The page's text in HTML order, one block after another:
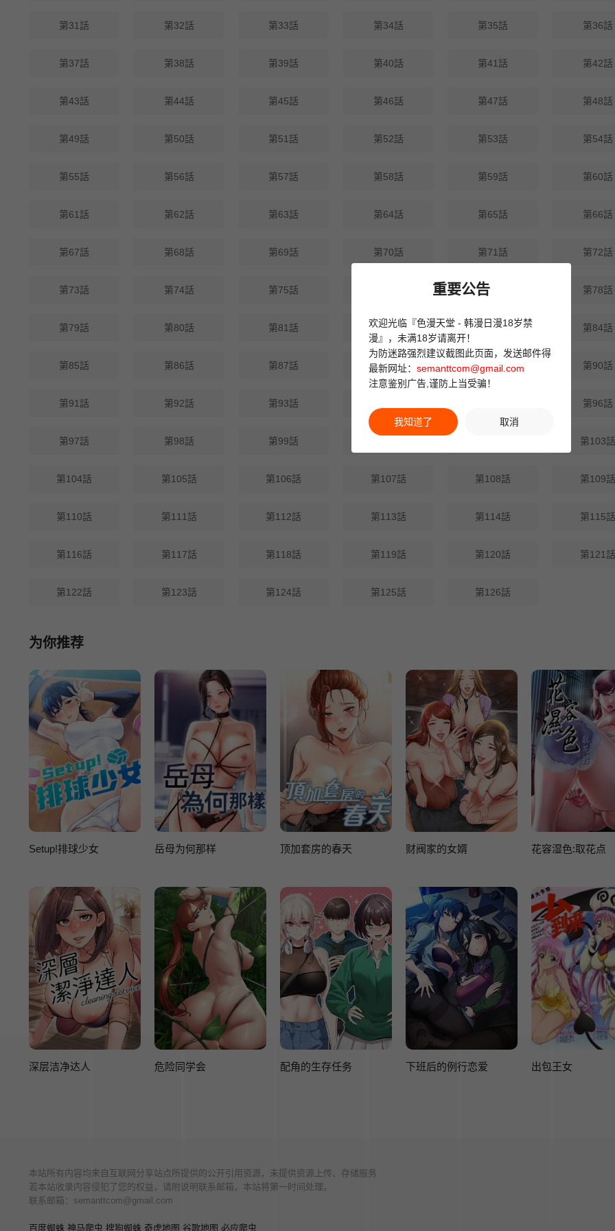
第31話 第32話 第33話 第34話 第35話 第36話
第37話 第38話 第39話 第40話 第41話 第42話
第43話 第44話 第45話 第46話 第47話 第48話
第49話 第50話 第51話 第52話 第53話 第54話
第55話 第56話 第57話 第58話 第59話 第60話
第61話 第62話 第63話 第64話 第65話 第66話
第67話 第68話 第69話 第70話 第71話 第72話
第73話 第74話 第75話 第77話 第78話
第79話 第80話 第81話 第82話 第83話 第84話
第85話 第86話 第87話 第88話 第89話 第90話
第91話 第92話 第93話 第96話
第97話 第98話 第99話 第103話
第104話 第105話 第106話 第107話 第108話 第109話
第110話 第111話 第112話 第113話 第114話 第115話
第116話 第117話 第118話 第119話 第120話 第121話
第122話 第123話 第124話 第125話 第126話
为你推荐
Setup!排球少女 岳母为何那样 顶加套房的春天 财阀家的女婿 花容湿色:取花点
深层洁净达人 危险同学会 配角的生存任务 下班后的例行恋爱 出包王女
本站所有内容均来自互联网分享站点所提供的公开引用资源，未提供资源上传、存储服务
若本站收录内容侵犯了您的权益，请附说明联系邮箱，本站将第一时间处理。
联系邮箱： semanttcom@gmail.com
百度蜘蛛 神马爬虫 搜狗蜘蛛 奇虎地图 谷歌地图 必应爬虫
重要公告
欢迎光临『色漫天堂 - 韩漫日漫18岁禁
漫』，未满18岁请离开！
为防迷路强烈建议截图此页面，发送邮件得
最新网址： semanttcom@gmail.com
注意鉴别广告,谨防上当受骗！
我知道了 取消